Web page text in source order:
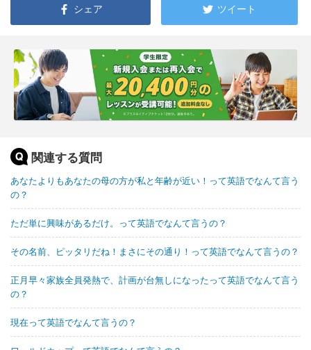
シェア ツイート
関連する質問
あなたよりもあなたの母の方が私と年齢が近い！って英語でなんて言う
の？
ただ単に興味があるだけ。って英語でなんて言うの？
その名前、ピッタリだね！まさにその通り！って英語でなんて言うの？
正月早々家族全員発熱で、計画が台無しになったって英語でなんて言う
の？
現在って英語でなんて言うの？